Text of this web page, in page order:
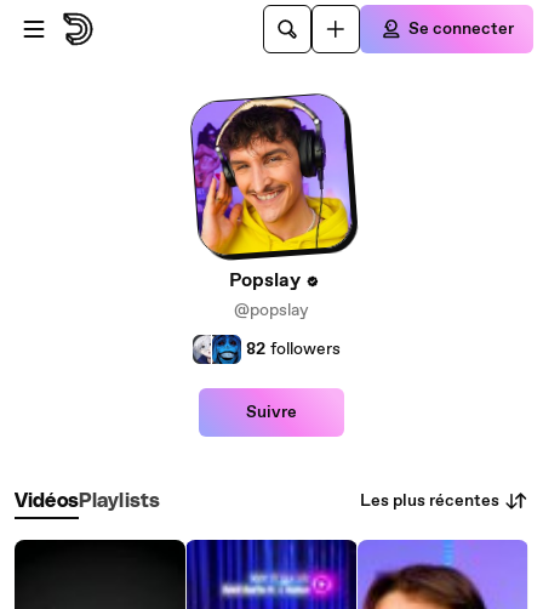
Passer au contenu principal
Se connecter
Popslay
@popslay
82 followers
Suivre
VidéosPlaylists Les plus récentes